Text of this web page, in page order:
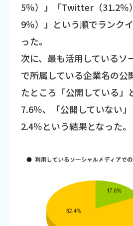
5％）」「Twitter（31.2％
9％）」という順でランク
った。
次に、最も活用しているソ
で所属している企業名の公
たところ「公開している」
7.6％、「公開していない
2.4％という結果となった。